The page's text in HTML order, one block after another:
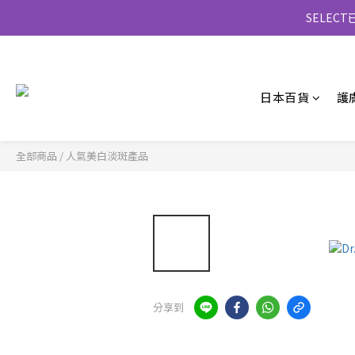
SELECT
日本百貨 護
全部商品 / 人氣美白淡斑產品
分享到